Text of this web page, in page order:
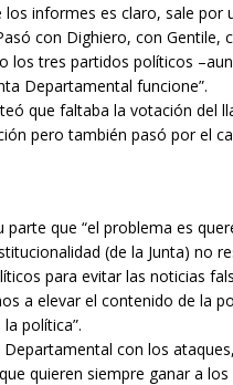
informes es claro, sale por
con Dighiero, con Gentile,
los tres partidos políticos
Departamental funcione”.
que faltaba la votación del
pero también pasó por el
parte que “el problema es
(de la Junta) no
para evitar las noticias
a elevar el contenido de la
política”.
con los
quieren siempre ganar a